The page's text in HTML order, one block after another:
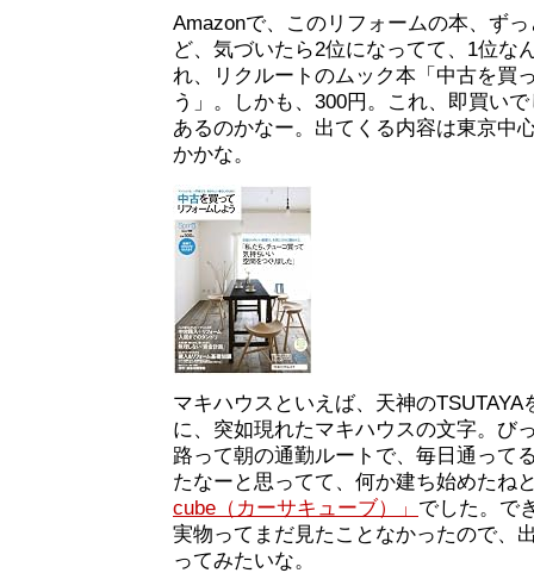
Amazonで、このリフォームの本、ず
ど、気づいたら2位になってて、1位な
れ、リクルートのムック本「中古を買
う」。しかも、300円。これ、即買い
あるのかなー。出てくる内容は東京中
かかな。
マキハウスといえば、天神の
に、突如現れたマキハウスの文字。び
路って朝の通勤ルートで、毎日通って
たなーと思ってて、何か建ち始めたね
cube（カーサキューブ）」 でした。で
実物ってまだ見たことなかったので、
ってみたいな。